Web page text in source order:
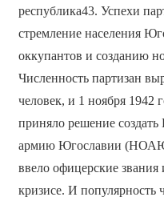
республика43. Успехи
стремление населения
оккупантов и созданию
Численность партизан
человек, и 1 ноября 1942
приняло решение
армию Югославии
ввело офицерские
кризисе. И популярность